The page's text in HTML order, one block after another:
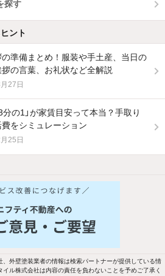
探す
ント
準備まとめ！服装や手土産、当日の
の言葉、お礼状など全解説
27日
分の1」が家賃目安って本当？手取り
をシミュレーション
25日
、外壁塗装業者の情報は検索パートナーが提供している情
ル株式会社は内容の責任を負わないことを予めご了承く